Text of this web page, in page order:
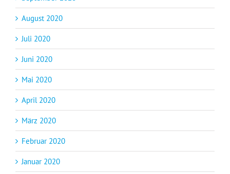
August 2020
Juli 2020
Juni 2020
Mai 2020
April 2020
März 2020
Februar 2020
Januar 2020